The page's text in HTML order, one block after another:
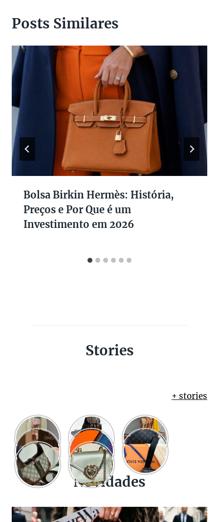
Posts Similares
Bolsa Birkin Hermès: História,
Preços e Por Que é um
Investimento em 2026
Stories
+ stories
Novidades